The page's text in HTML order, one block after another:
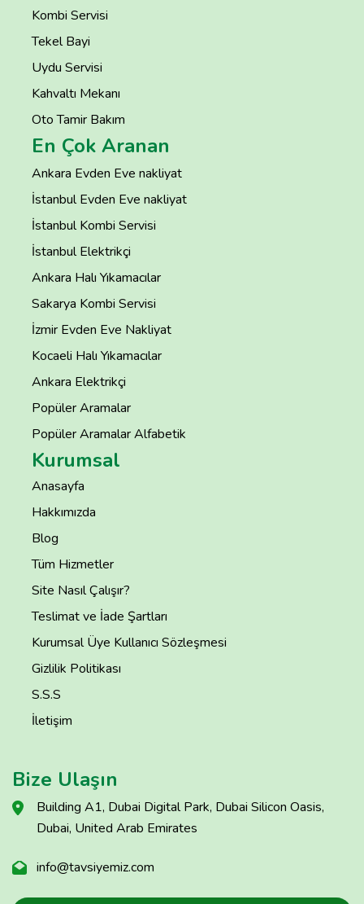
Kombi Servisi
Tekel Bayi
Uydu Servisi
Kahvaltı Mekanı
Oto Tamir Bakım
En Çok Aranan
Ankara Evden Eve nakliyat
İstanbul Evden Eve nakliyat
İstanbul Kombi Servisi
İstanbul Elektrikçi
Ankara Halı Yıkamacılar
Sakarya Kombi Servisi
İzmir Evden Eve Nakliyat
Kocaeli Halı Yıkamacılar
Ankara Elektrikçi
Popüler Aramalar
Popüler Aramalar Alfabetik
Kurumsal
Anasayfa
Hakkımızda
Blog
Tüm Hizmetler
Site Nasıl Çalışır?
Teslimat ve İade Şartları
Kurumsal Üye Kullanıcı Sözleşmesi
Gizlilik Politikası
S.S.S
İletişim
Bize Ulaşın
Building A1, Dubai Digital Park, Dubai Silicon Oasis,
Dubai, United Arab Emirates
info@tavsiyemiz.com